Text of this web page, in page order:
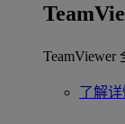
TeamViewer
了解